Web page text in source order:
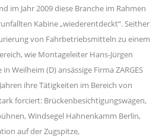
im Jahr 2009 diese Branche im Rahmen
Kabine „wiederentdeckt“. Seither
von Fahrbetriebsmitteln zu einem
wie Montageleiter Hans-Jürgen
Weilheim (D) ansässige Firma ZARGES
ihre Tätigkeiten im Bereich von
forciert: Brückenbesichtigungswägen,
Windsegel Hahnenkamm Berlin,
auf der Zugspitze,